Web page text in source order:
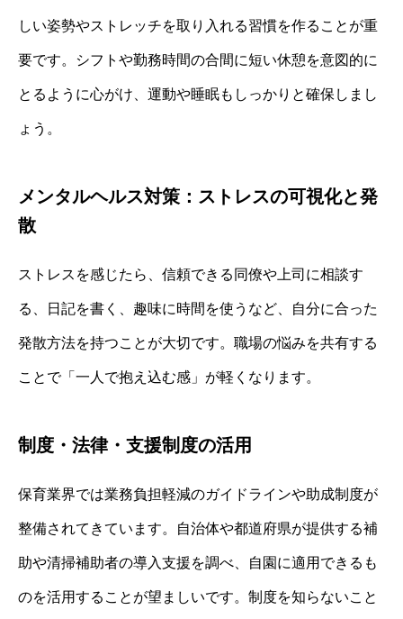
しい姿勢やストレッチを取り入れる習慣を作ることが重
要です。シフトや勤務時間の合間に短い休憩を意図的に
とるように心がけ、運動や睡眠もしっかりと確保しまし
ょう。
メンタルヘルス対策：ストレスの可視化と発
散
ストレスを感じたら、信頼できる同僚や上司に相談す
る、日記を書く、趣味に時間を使うなど、自分に合った
発散方法を持つことが大切です。職場の悩みを共有する
ことで「一人で抱え込む感」が軽くなります。
制度・法律・支援制度の活用
保育業界では業務負担軽減のガイドラインや助成制度が
整備されてきています。自治体や都道府県が提供する補
助や清掃補助者の導入支援を調べ、自園に適用できるも
のを活用することが望ましいです。制度を知らないこと